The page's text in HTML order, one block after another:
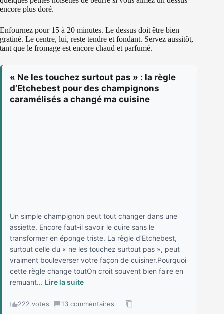
encore plus doré.
Enfournez pour 15 à 20 minutes. Le dessus doit être bien
gratiné. Le centre, lui, reste tendre et fondant. Servez aussitôt,
tant que le fromage est encore chaud et parfumé.
« Ne les touchez surtout pas » : la règle
d’Etchebest pour des champignons
caramélisés a changé ma cuisine
Un simple champignon peut tout changer dans une
assiette. Encore faut-il savoir le cuire sans le
transformer en éponge triste. La règle d’Etchebest,
surtout celle du « ne les touchez surtout pas », peut
vraiment bouleverser votre façon de cuisiner.Pourquoi
cette règle change toutOn croit souvent bien faire en
remuant... Lire la suite
222 votes · 13 commentaires ·